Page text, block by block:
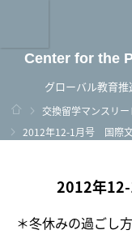
Center for the
グローバル教育
ホーム
交換留学マンスリー
2012年12-1月号 国際
2012年
＊冬休みの過ごし